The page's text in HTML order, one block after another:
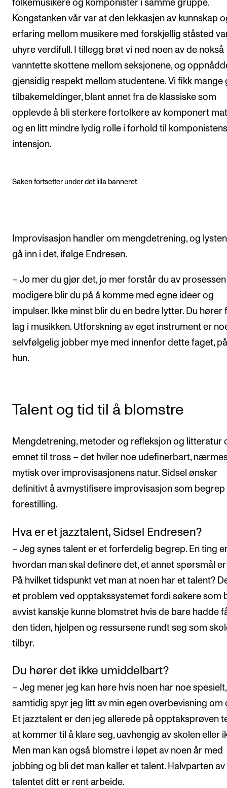
folkemusikere og komponister i samme gruppe.
Kongstanken vår var at den lekkasjen av kunnskap
erfaring mellom musikere med forskjellig ståsted
uhyre verdifull. I tillegg brøt vi ned noen av de nokså
vanntette skottene mellom seksjonene, og
gjensidig respekt mellom studentene. Vi fikk mange
tilbakemeldinger, blant annet fra de klassiske som
opplevde å bli sterkere fortolkere av komponert
og en litt mindre lydig rolle i forhold til komponistens
intensjon.
Saken fortsetter under det lilla banneret.
Improvisasjon handler om mengdetrening, og
gå inn i det, ifølge Endresen.
– Jo mer du gjør det, jo mer forstår du av
modigere blir du på å komme med egne ideer og
impulser. Ikke minst blir du en bedre lytter. Du hører
lag i musikken. Utforskning av eget instrument er
selvfølgelig jobber mye med innenfor dette faget,
hun.
Talent og tid til å blomstre
Mengdetrening, metoder og refleksjon og litteratur
emnet til tross – det hviler noe udefinerbart,
mytisk over improvisasjonens natur. Sidsel ønsker
definitivt å avmystifisere improvisasjon som begrep
forestilling.
Hva er et jazztalent, Sidsel Endresen?
– Jeg synes talent er et forferdelig begrep. En ting
hvordan man skal definere det, et annet spørsmål er
På hvilket tidspunkt vet man at noen har et talent?
et problem ved opptakssystemet fordi søkere som
avvist kanskje kunne blomstret hvis de bare hadde
den tiden, hjelpen og ressursene rundt seg som
tilbyr.
Du hører det ikke umiddelbart?
– Jeg mener jeg kan høre hvis noen har noe
samtidig spyr jeg litt av min egen overbevisning om
Et jazztalent er den jeg allerede på opptaksprøven
at kommer til å klare seg, uavhengig av skolen eller
Men man kan også blomstre i løpet av noen år med
jobbing og bli det man kaller et talent. Halvparten av
talentet ditt er rent arbeide.